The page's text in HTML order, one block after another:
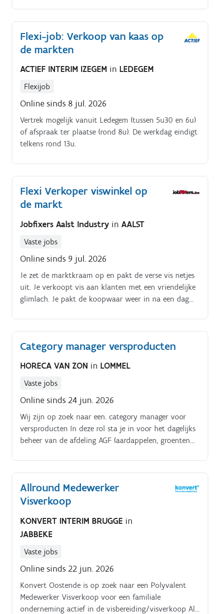
Maldegem!. Werkuren:.
Flexi-job: Verkoop van kaas op
de markten
ACTIEF INTERIM IZEGEM in LEDEGEM
Flexijob
Online sinds 8 jul. 2026
Vertrek mogelijk vanuit Ledegem (tussen 5u30 en 6u)
of afspraak ter plaatse (rond 8u). De werkdag eindigt
telkens rond 13u.
Flexi Verkoper viswinkel op
de markt
Jobfixers Aalst Industry in AALST
Vaste jobs
Online sinds 9 jul. 2026
Je zet de marktkraam op en pakt de verse vis netjes
uit. Je verkoopt vis aan klanten met een vriendelijke
glimlach. Je pakt de koopwaar weer in na een dag
en hygiënisch blijft.
Category manager versproducten
HORECA VAN ZON in LOMMEL
Vaste jobs
Online sinds 24 jun. 2026
Wij zijn op zoek naar een. category manager voor
versproducten In deze rol sta je in voor het dagelijks
beheer van de afdeling AGF (aardappelen, groenten
Allround Medewerker
Visverkoop
KONVERT INTERIM BRUGGE in
JABBEKE
Vaste jobs
Online sinds 22 jun. 2026
Konvert Oostende is op zoek naar een Polyvalent
Medewerker Visverkoop voor een familiale
onderneming actief in de visbereiding/visverkoop Als